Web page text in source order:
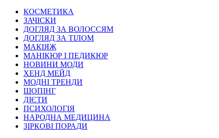
КОСМЕТИКА
ЗАЧІСКИ
ДОГЛЯД ЗА ВОЛОССЯМ
ДОГЛЯД ЗА ТІЛОМ
МАКІЯЖ
МАНІКЮР І ПЕДИКЮР
НОВИНИ МОДИ
ХЕНД МЕЙД
МОДНІ ТРЕНДИ
ШОПІНГ
ДІЄТИ
ПСИХОЛОГІЯ
НАРОДНА МЕДИЦИНА
ЗІРКОВІ ПОРАДИ